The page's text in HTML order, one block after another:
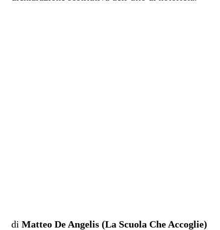
di Matteo De Angelis (La Scuola Che Accoglie)